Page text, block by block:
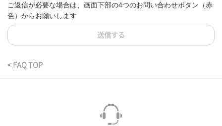
ご返信が必要な場合は、画面下部の4つのお問い合わせボタン（赤
色）からお願いします
送信する
< FAQ TOP